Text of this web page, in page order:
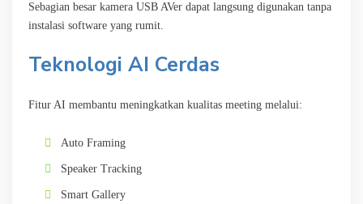
Sebagian besar kamera USB AVer dapat langsung digunakan tanpa
instalasi software yang rumit.
Teknologi AI Cerdas
Fitur AI membantu meningkatkan kualitas meeting melalui:
Auto Framing
Speaker Tracking
Smart Gallery